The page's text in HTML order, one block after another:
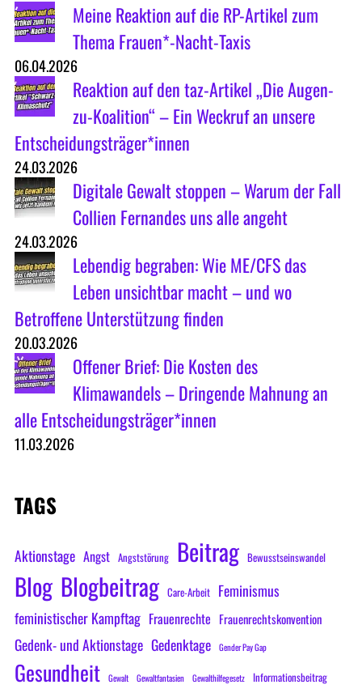
Meine Reaktion auf die RP-Artikel zum
Thema Frauen*-Nacht-Taxis
06.04.2026
Reaktion auf den taz-Artikel „Die Augen-
zu-Koalition“ – Ein Weckruf an unsere
Entscheidungsträger*innen
24.03.2026
Digitale Gewalt stoppen – Warum der Fall
Collien Fernandes uns alle angeht
24.03.2026
Lebendig begraben: Wie ME/CFS das
Leben unsichtbar macht – und wo
Betroffene Unterstützung finden
20.03.2026
Offener Brief: Die Kosten des
Klimawandels – Dringende Mahnung an
alle Entscheidungsträger*innen
11.03.2026
TAGS
Aktionstage Angst Angststörung Beitrag Bewusstseinswandel
Blog Blogbeitrag Care-Arbeit Feminismus
feministischer Kampftag Frauenrechte Frauenrechtskonvention
Gedenk- und Aktionstage Gedenktage Gender Pay Gap
Gesundheit Gewalt Gewaltfantasien Gewalthilfegesetz Informationsbeitrag